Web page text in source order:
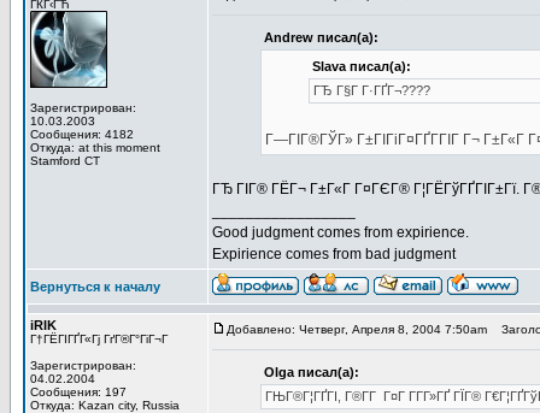
ГЌГ‹ГЋ
Зарегистрирован:
10.03.2003
Сообщения: 4182
Откуда: at this moment
Stamford CT
Andrew писал(а):
Slava писал(а):
ГЂ Г§Г Г·ГҐГ¬????
Г—ГІГ®ГЎГ» Г±ГІГіГ¤ГҐГ­ГІГ Г¬ Г±Г«Г
ГЂ ГІГ® ГЁГ¬ Г±Г«Г Г¤ГЄГ® Г¦ГЁГўГҐГІГ±Гї.
Good judgment comes from expirience.
Expirience comes from bad judgment
Вернуться к началу
iRIK
Г†ГЁГІГҐГ«Гј ГґГ®Г°ГіГ¬Г
Зарегистрирован:
04.02.2004
Сообщения: 197
Откуда: Kazan city, Russia
Добавлено: Четверг, Апреля 8, 2004 7:50am
Olga писал(а):
ГЊГ®Г¦ГҐГІ, Г®Г­Г Г¤Г Г­Г­Г»ГҐ ГЇГ®